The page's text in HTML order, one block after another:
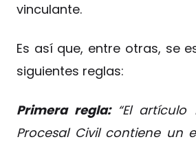
vinculante.
Es así que, entre otras, se
siguientes reglas:
Primera regla:“El artículo
Procesal Civil contiene un